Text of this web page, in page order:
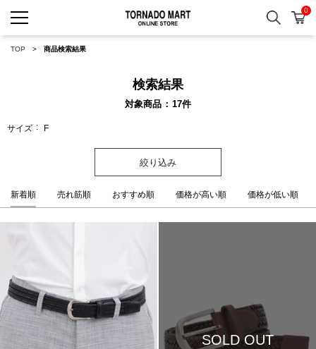
検索 カ
0
TOP 商品検索結果
検索結果
対象商品 17件
サイズ F
絞り込み
新着順 売れ筋順 おすすめ順 価格が高い順 価格が低い順
SOLD OUT